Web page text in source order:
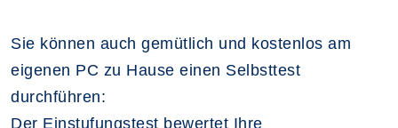
Sie können auch gemütlich und kostenlos am
eigenen PC zu Hause einen Selbsttest
durchführen:
Der Einstufungstest bewertet Ihre